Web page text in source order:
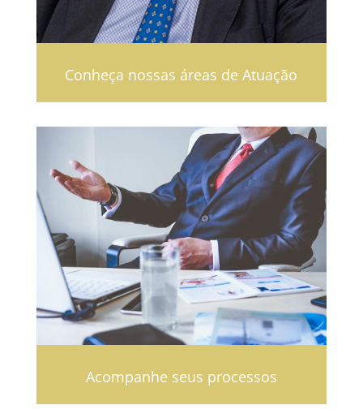
Conheça nossas áreas de Atuação
Acompanhe seus processos